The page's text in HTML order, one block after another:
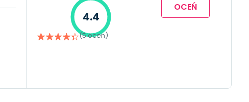
4.4
(5 ocen)
OCEŃ